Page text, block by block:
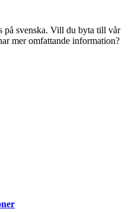
på svenska. Vill du byta till vår
mer omfattande information?